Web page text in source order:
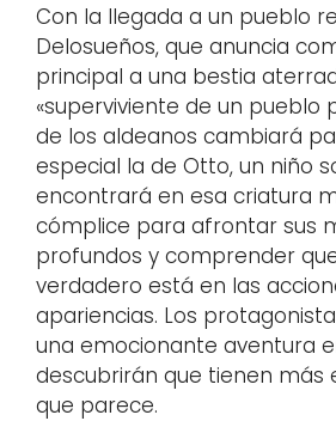
Con la llegada a un pueblo
Delosueños, que anuncia
principal a una bestia
«superviviente de un pueblo
de los aldeanos cambiará
especial la de Otto, un niño
encontrará en esa criatura
cómplice para afrontar sus
profundos y comprender
verdadero está en las
apariencias. Los
una emocionante aventura
descubrirán que tienen más
que parece.